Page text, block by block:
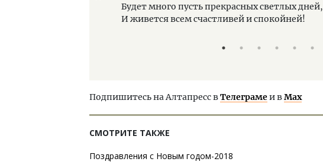
Будет много пусть прекрасных светлых дней,
И живется всем счастливей и спокойней!
Подпишитесь на Алтапресс вТелеграмеи вMax
СМОТРИТЕ ТАКЖЕ
Поздравления с Новым годом-2018